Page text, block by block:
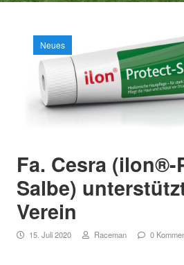
Neues
Fa. Cesra (ilon®-
Salbe)
Verein
15. Juli 2020 Raceman 0